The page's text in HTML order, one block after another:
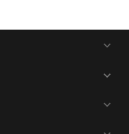


